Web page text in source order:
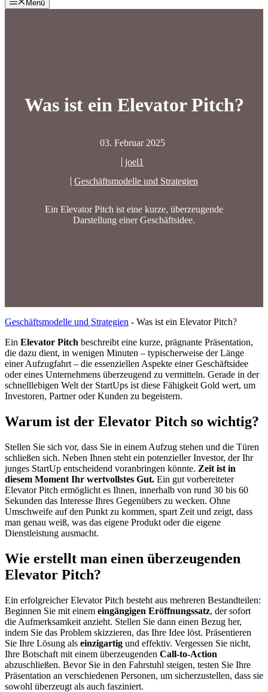
Menü
Was ist ein Elevator Pitch?
03. Februar 2025
joel1
Geschäftsmodelle und Strategien
Ein Elevator Pitch ist eine kurze, überzeugende
Darstellung einer Geschäftsidee.
Geschäftsmodelle und Strategien - Was ist ein Elevator Pitch?
Ein Elevator Pitch beschreibt eine kurze, prägnante Präsentation,
die dazu dient, in wenigen Minuten – typischerweise der Länge
einer Aufzugfahrt – die essenziellen Aspekte einer Geschäftsidee
oder eines Unternehmens überzeugend zu vermitteln. Gerade in der
schnelllebigen Welt der StartUps ist diese Fähigkeit Gold wert, um
Investoren, Partner oder Kunden zu begeistern.
Warum ist der Elevator Pitch so wichtig?
Stellen Sie sich vor, dass Sie in einem Aufzug stehen und die Türen
schließen sich. Neben Ihnen steht ein potenzieller Investor, der Ihr
junges StartUp entscheidend voranbringen könnte. Zeit ist in
diesem Moment Ihr wertvollstes Gut. Ein gut vorbereiteter
Elevator Pitch ermöglicht es Ihnen, innerhalb von rund 30 bis 60
Sekunden das Interesse Ihres Gegenübers zu wecken. Ohne
Umschweife auf den Punkt zu kommen, spart Zeit und zeigt, dass
man genau weiß, was das eigene Produkt oder die eigene
Dienstleistung ausmacht.
Wie erstellt man einen überzeugenden
Elevator Pitch?
Ein erfolgreicher Elevator Pitch besteht aus mehreren Bestandteilen:
Beginnen Sie mit einem eingängigen Eröffnungssatz, der sofort
die Aufmerksamkeit anzieht. Stellen Sie dann einen Bezug her,
indem Sie das Problem skizzieren, das Ihre Idee löst. Präsentieren
Sie Ihre Lösung als einzigartig und effektiv. Vergessen Sie nicht,
Ihre Botschaft mit einem überzeugenden Call-to-Action
abzuschließen. Bevor Sie in den Fahrstuhl steigen, testen Sie Ihre
Präsentation an verschiedenen Personen, um sicherzustellen, dass sie
sowohl überzeugt als auch fasziniert.